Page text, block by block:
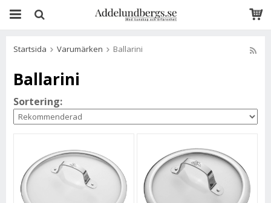
Startsida Varumärken Ballarini
Ballarini
Sortering: